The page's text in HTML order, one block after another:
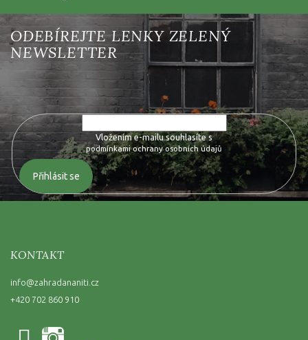
Vložte svůj e-mail a my vám budeme zasílat informace o nových
produktech na našem e-shopu.
Vložením e-mailu souhlasíte s
podmínkami ochrany osobních údajů
Přihlásit se
KONTAKT
info@zahradananiti.cz
+420 702 860 910